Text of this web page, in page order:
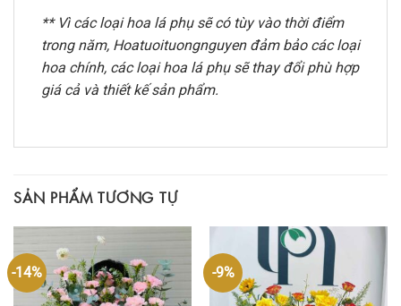
** Vì các loại hoa lá phụ sẽ có tùy vào thời điểm
trong năm, Hoatuoituongnguyen đảm bảo các loại
hoa chính, các loại hoa lá phụ sẽ thay đổi phù hợp
giá cả và thiết kế sản phẩm.
SẢN PHẨM TƯƠNG TỰ
-14% -9%